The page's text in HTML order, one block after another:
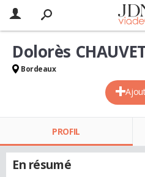
Dolorès
Bordeaux
PROFIL
En résumé